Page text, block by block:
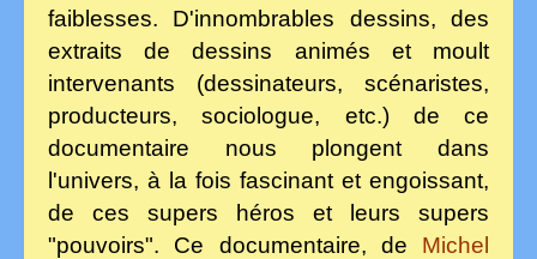
faiblesses. D'innombrables dessins, des
extraits
de dessins animés et moult
intervenants (dessinateurs, scénaristes,
producteurs, sociologue, etc.) de ce
documentaire nous plongent dans
l'univers, à la fois fascinant et engoissant,
de ces supers héros et leurs supers
"pouvoirs". Ce documentaire, de Michel